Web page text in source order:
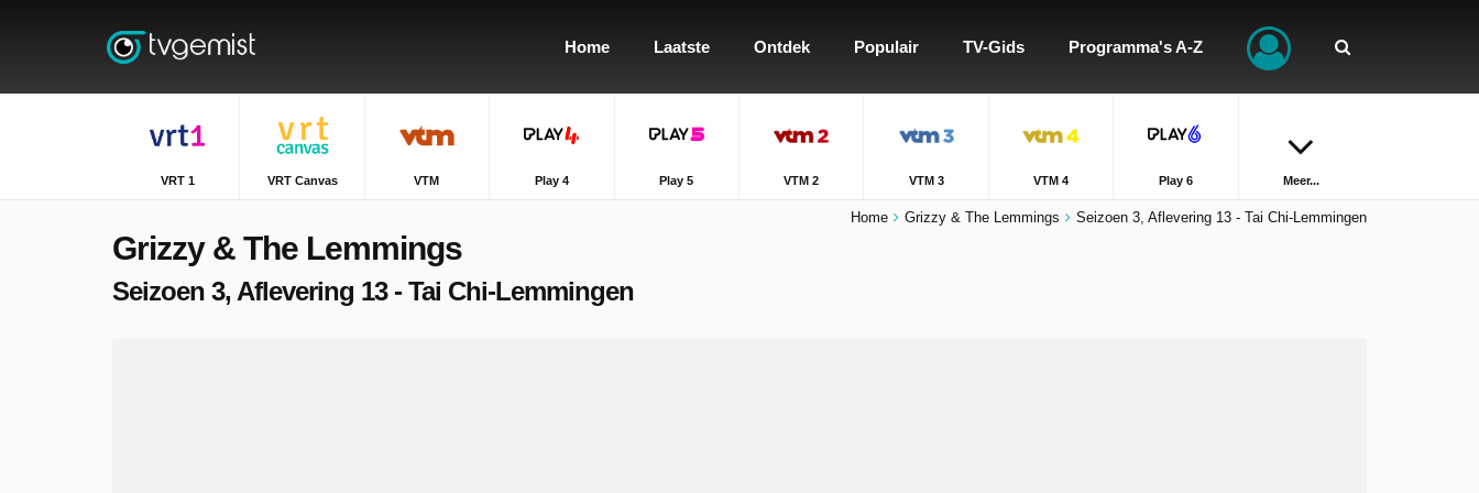
Home Laatste Ontdek Populair TV-Gids Programma's A-Z
VRT 1 VRT Canvas VTM Play 4 Play 5 VTM 2 VTM 3 VTM 4 Play 6 Meer...
Home Grizzy & The Lemmings Seizoen 3, Aflevering 13 - Tai Chi-Lemmingen
Grizzy & The Lemmings
Seizoen 3, Aflevering 13 - Tai Chi-Lemmingen